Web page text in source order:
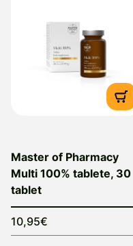
Master of Pharmacy
Multi 100% tablete, 30
tablet
10,95€